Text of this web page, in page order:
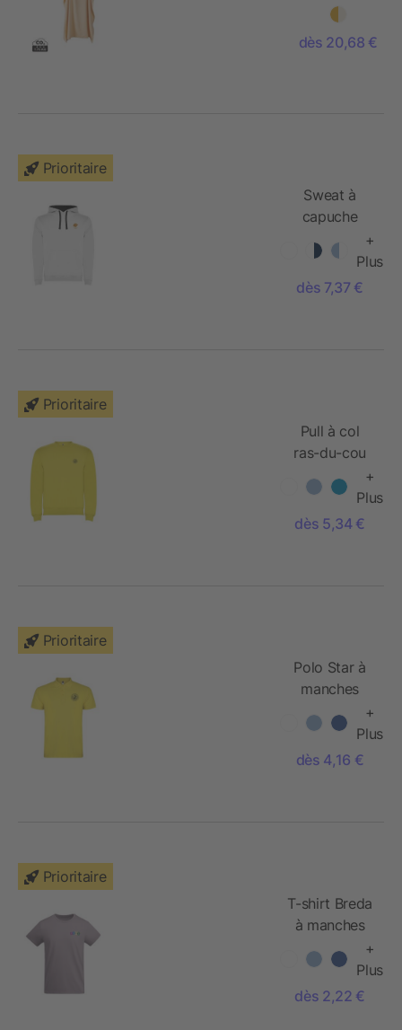
plage ou
hammam
en éponge
dès 20,68 €
Prioritaire
Sweat à
capuche
Urban pour
enfant
+
Plus
dès 7,37 €
Prioritaire
Pull à col
ras-du-cou
Clasica pour
enfant
+
Plus
dès 5,34 €
Prioritaire
Polo Star à
manches
courtes pour
enfant
+
Plus
dès 4,16 €
Prioritaire
T-shirt Breda
à manches
courtes pour
enfant
+
Plus
dès 2,22 €